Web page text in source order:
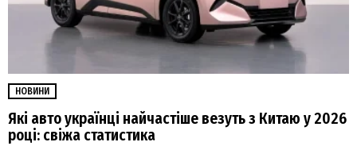
НОВИНИ
Які авто українці найчастіше везуть з Китаю у 2026
році: свіжа статистика